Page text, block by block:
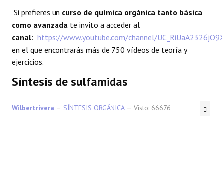
Si prefieres un curso de química orgánica tanto básica
como avanzada te invito a acceder al
canal: https://www.youtube.com/channel/
en el que encontrarás más de 750 vídeos de teoría y
ejercicios.
Síntesis de sulfamidas
Wilbertrivera SÍNTESIS ORGÁNICA Visto: 66676